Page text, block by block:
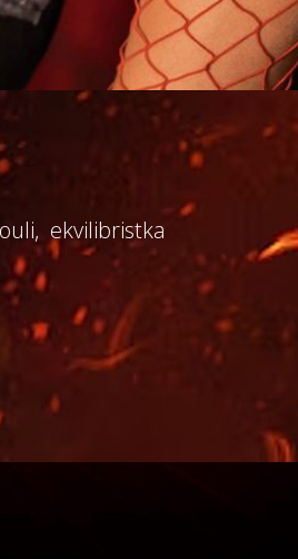
ekvilibristka